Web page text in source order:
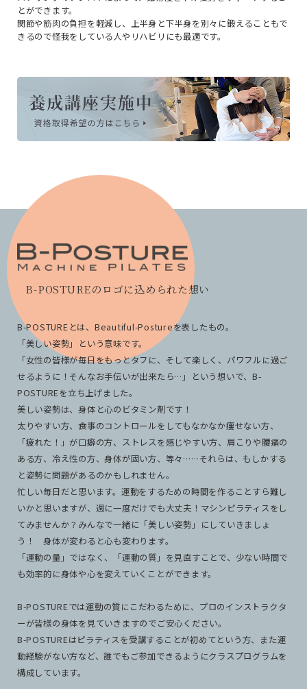
とができます。
関節や筋肉の負担を軽減し、上半身と下半身を別々に鍛えることもで
きるので怪我をしている人やリハビリにも最適です。
B-POSTUREのロゴに込められた想い
B-POSTUREとは、Beautiful-Postureを表したもの。
「美しい姿勢」という意味です。
「女性の皆様が毎日をもっとタフに、そして楽しく、パワフルに過ご
せるように！そんなお手伝いが出来たら…」という想いで、B-
POSTUREを立ち上げました。
美しい姿勢は、身体と心のビタミン剤です！
太りやすい方、食事のコントロールをしてもなかなか痩せない方、
「疲れた！」が口癖の方、ストレスを感じやすい方、肩こりや腰痛の
ある方、冷え性の方、身体が固い方、等々……それらは、もしかする
と姿勢に問題があるのかもしれません。
忙しい毎日だと思います。運動をするための時間を作ることすら難し
いかと思いますが、週に一度だけでも大丈夫！マシンピラティスをし
てみませんか？みんなで一緒に「美しい姿勢」にしていきましょ
う！ 身体が変わると心も変わります。
「運動の量」ではなく、「運動の質」を見直すことで、少ない時間で
も効率的に身体や心を変えていくことができます。
B-POSTUREでは運動の質にこだわるために、プロのインストラクタ
ーが皆様の身体を見ていきますのでご安心ください。
B-POSTUREはピラティスを受講することが初めてという方、また運
動経験がない方など、誰でもご参加できるようにクラスプログラムを
構成しています。